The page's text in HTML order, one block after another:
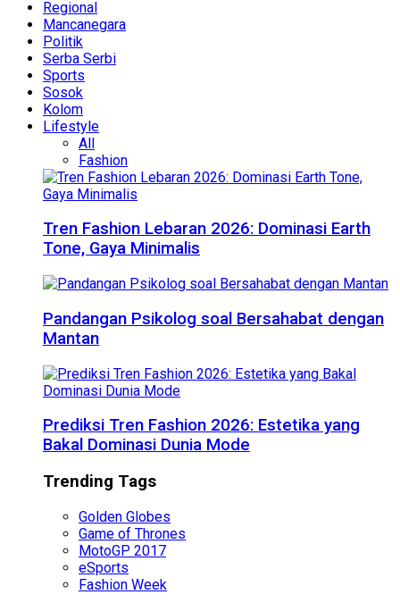
Regional
Mancanegara
Politik
Serba Serbi
Sports
Sosok
Kolom
Lifestyle
All
Fashion
Tren Fashion Lebaran 2026: Dominasi Earth
Tone, Gaya Minimalis
Pandangan Psikolog soal Bersahabat dengan
Mantan
Prediksi Tren Fashion 2026: Estetika yang
Bakal Dominasi Dunia Mode
Trending Tags
Golden Globes
Game of Thrones
MotoGP 2017
eSports
Fashion Week